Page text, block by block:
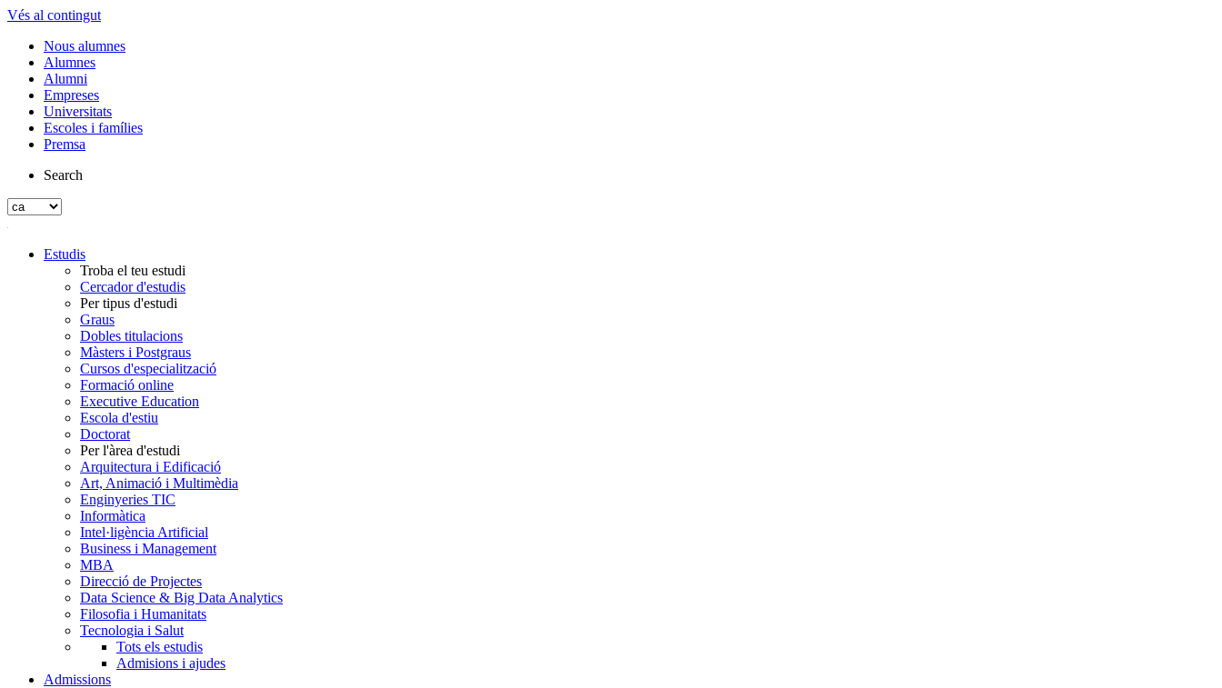
Vés al contingut
Nous alumnes
Alumnes
Alumni
Empreses
Universitats
Escoles i famílies
Premsa
Search
Estudis
Troba el teu estudi
Cercador d'estudis
Per tipus d'estudi
Graus
Dobles titulacions
Màsters i Postgraus
Cursos d'especialització
Formació online
Executive Education
Escola d'estiu
Doctorat
Per l'àrea d'estudi
Arquitectura i Edificació
Art, Animació i Multimèdia
Enginyeries TIC
Informàtica
Intel·ligència Artificial
Business i Management
MBA
Direcció de Projectes
Data Science & Big Data Analytics
Filosofia i Humanitats
Tecnologia i Salut
Tots els estudis
Admisions i ajudes
Admissions